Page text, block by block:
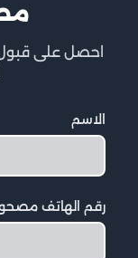
احصل على
الاسم
رقم الهاتف